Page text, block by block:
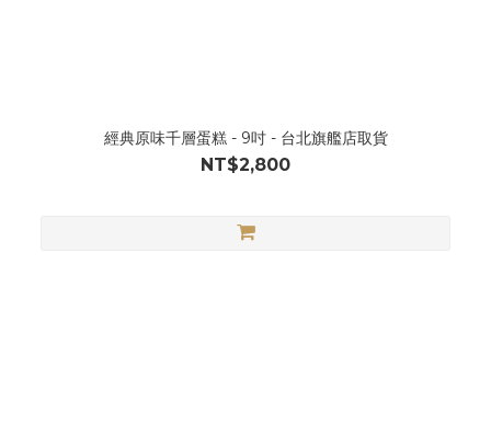
經典原味千層蛋糕 - 9吋 - 台北旗艦店取貨
NT$2,800